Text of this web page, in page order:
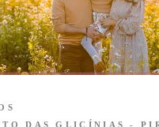
DAS GLICÍNIAS -